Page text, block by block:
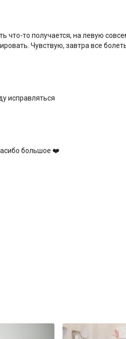
то получается, на левую
Чувствую, завтра все
исправляться
большое ❤️